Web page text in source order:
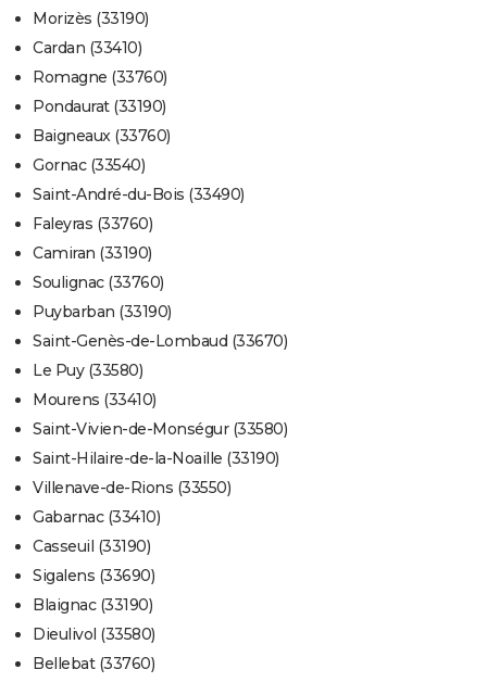
Morizès (33190)
Cardan (33410)
Romagne (33760)
Pondaurat (33190)
Baigneaux (33760)
Gornac (33540)
Saint-André-du-Bois (33490)
Faleyras (33760)
Camiran (33190)
Soulignac (33760)
Puybarban (33190)
Saint-Genès-de-Lombaud (33670)
Le Puy (33580)
Mourens (33410)
Saint-Vivien-de-Monségur (33580)
Saint-Hilaire-de-la-Noaille (33190)
Villenave-de-Rions (33550)
Gabarnac (33410)
Casseuil (33190)
Sigalens (33690)
Blaignac (33190)
Dieulivol (33580)
Bellebat (33760)